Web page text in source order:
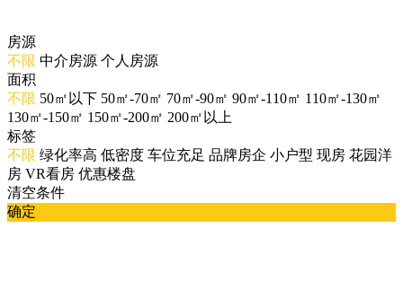
房源
不限 中介房源 个人房源
面积
不限 50㎡以下 50㎡-70㎡ 70㎡-90㎡ 90㎡-110㎡ 110㎡-130㎡
130㎡-150㎡ 150㎡-200㎡ 200㎡以上
标签
不限 绿化率高 低密度 车位充足 品牌房企 小户型 现房 花园洋
房 VR看房 优惠楼盘
清空条件
确定